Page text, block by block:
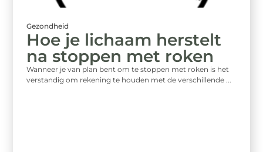
Gezondheid
Hoe je lichaam herstelt
na stoppen met roken
Wanneer je van plan bent om te stoppen met roken is het
verstandig om rekening te houden met de verschillende ...